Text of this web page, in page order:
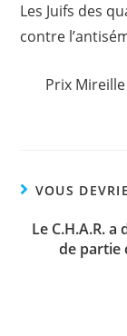
Les Juifs des
contre
Prix
VOUS
Le C.H.A.R.
de partie